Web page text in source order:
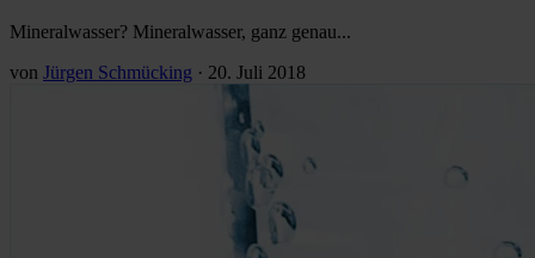
Mineralwasser? Mineralwasser, ganz genau...
von Jürgen Schmücking · 20. Juli 2018